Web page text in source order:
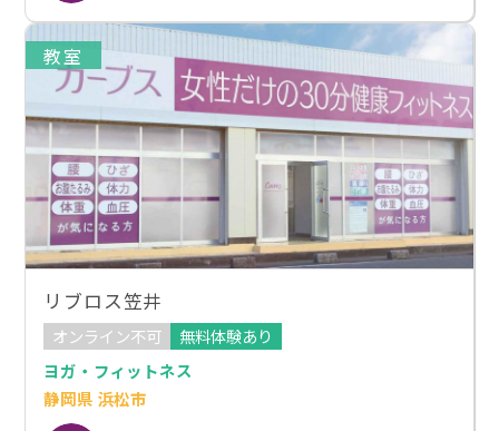
教室
リブロス笠井
オンライン不可
無料体験あり
ヨガ・フィットネス
静岡県 浜松市